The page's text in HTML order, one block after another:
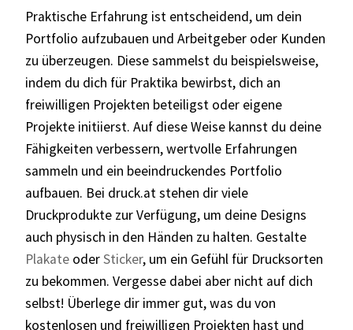
Praktische Erfahrung ist entscheidend, um dein
Portfolio aufzubauen und Arbeitgeber oder Kunden
zu überzeugen. Diese sammelst du beispielsweise,
indem du dich für Praktika bewirbst, dich an
freiwilligen Projekten beteiligst oder eigene
Projekte initiierst. Auf diese Weise kannst du deine
Fähigkeiten verbessern, wertvolle Erfahrungen
sammeln und ein beeindruckendes Portfolio
aufbauen. Bei druck.at stehen dir viele
Druckprodukte zur Verfügung, um deine Designs
auch physisch in den Händen zu halten. Gestalte
Plakate oderSticker, um ein Gefühl für Drucksorten
zu bekommen. Vergesse dabei aber nicht auf dich
selbst! Überlege dir immer gut, was du von
kostenlosen und freiwilligen Projekten hast und